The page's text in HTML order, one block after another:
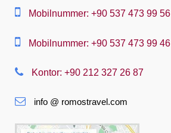
中文
Suomi
Français
Mobilnummer: +90 537 473 99 56
Mobilnummer: +90 537 473 99 46
Kontor: +90 212 327 26 87
info @ romostravel.com